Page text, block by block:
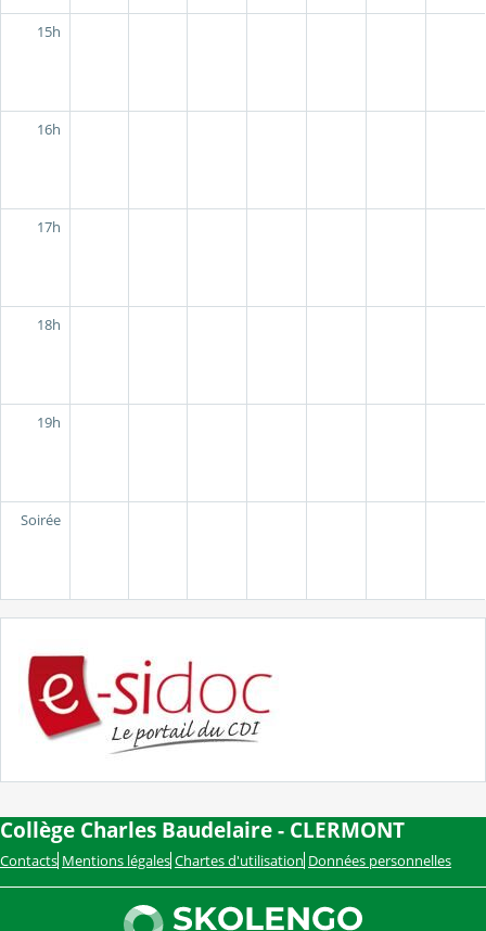
15h
16h
17h
18h
19h
Soirée
Collège Charles Baudelaire - CLERMONT
Contacts Mentions légales Chartes d'utilisation Données personnelles